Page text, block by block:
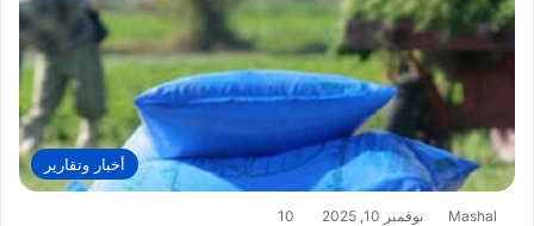
أخبار وتقارير
Mashal نوفمبر 10, 2025 10